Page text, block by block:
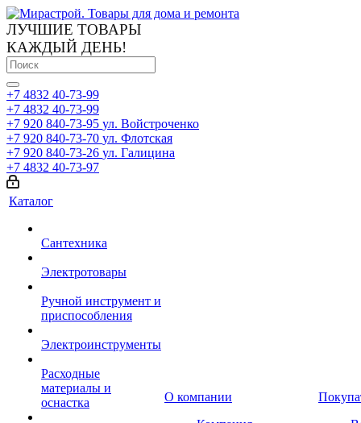
ЛУЧШИЕ ТОВАРЫ
КАЖДЫЙ ДЕНЬ!
+7 4832 40-73-99
+7 4832 40-73-99
+7 920 840-73-95 ул. Войстроченко
+7 920 840-73-70 ул. Флотская
+7 920 840-73-26 ул. Галицина
+7 4832 40-73-97
Каталог
Сантехника
Электротовары
Ручной инструмент и
приспособления
Электроинструменты
Расходные
материалы и
оснастка
О компании